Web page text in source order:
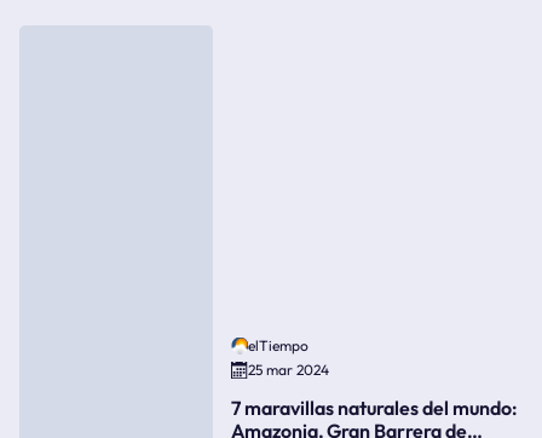
elTiempo
25 mar 2024
7 maravillas naturales del mundo:
Amazonia, Gran Barrera de